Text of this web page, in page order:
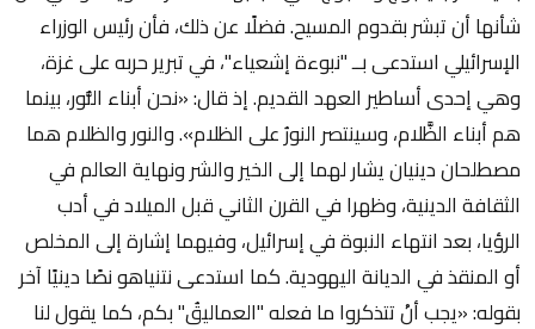
شأنها أن تبشر بقدوم المسيح. فضلًا عن ذلك، فأن رئيس الوزراء
الإسرائيلي استدعى بــ "نبوءة إشعياء"، في تبرير حربه على غزة،
وهي إحدى أساطير العهد القديم. إذ قال: «نحن أبناء النُّور، بينما
هم أبناء الظَّلام، وسينتصر النورُ على الظلام». والنور والظلام هما
مصطلحان دينيان يشار لهما إلى الخير والشر ونهاية العالم في
الثقافة الدينية، وظهرا في القرن الثاني قبل الميلاد في أدب
الرؤيا، بعد انتهاء النبوة في إسرائيل، وفيهما إشارة إلى المخلص
أو المنقذ في الديانة اليهودية. كما استدعى نتنياهو نصًا دينيًا آخر
بقوله: «يجب أنْ تتذكروا ما فعله "العماليقُ" بكم، كما يقول لنا